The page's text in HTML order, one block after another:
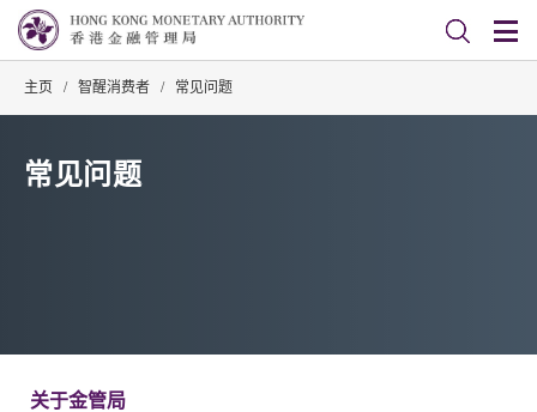
主页 / 智醒消费者 / 常见问题
常见问题
关于金管局